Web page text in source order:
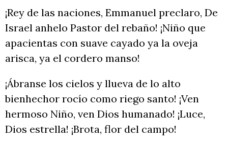
¡Rey de las naciones, Emmanuel preclaro, De
Israel anhelo Pastor del rebaño! ¡Niño que
apacientas con suave cayado ya la oveja
arisca, ya el cordero manso!
¡Ábranse los cielos y llueva de lo alto
bienhechor rocío como riego santo! ¡Ven
hermoso Niño, ven Dios humanado! ¡Luce,
Dios estrella! ¡Brota, flor del campo!